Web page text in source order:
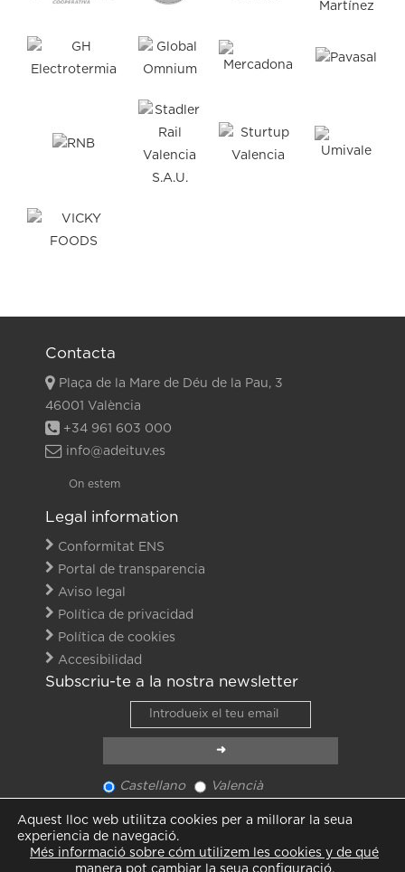
Contacta
Plaça de la Mare de Déu de la Pau, 3
46001 València
+34 961 603 000
info@adeituv.es
On estem
Legal information
Conformitat ENS
Portal de transparencia
Aviso legal
Política de privacidad
Política de cookies
Accesibilidad
Subscriu-te a la nostra newsletter
Castellano Valencià
Veure últim newsletter
Veure totes les notícies
Aquest lloc web utilitza cookies per a millorar la seua
experiencia de navegació.
Més informació sobre cóm utilizem les cookies y de qué
manera pot cambiar la seua configuració.